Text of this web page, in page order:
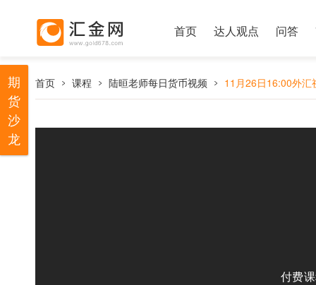
首页 达人观点 问答
首页 课程 陆晅老师每日货币视频 11月26日16:00外汇
付费
期
货
沙
龙